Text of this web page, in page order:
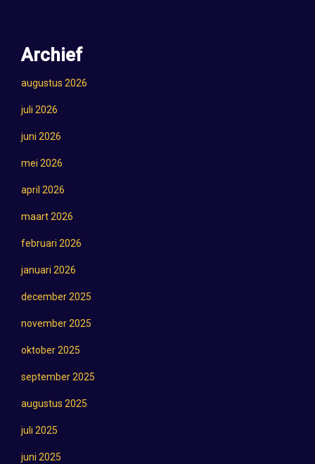
Archief
augustus 2026
juli 2026
juni 2026
mei 2026
april 2026
maart 2026
februari 2026
januari 2026
december 2025
november 2025
oktober 2025
september 2025
augustus 2025
juli 2025
juni 2025